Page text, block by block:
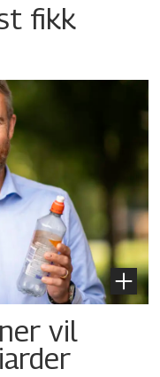
fikk
vil